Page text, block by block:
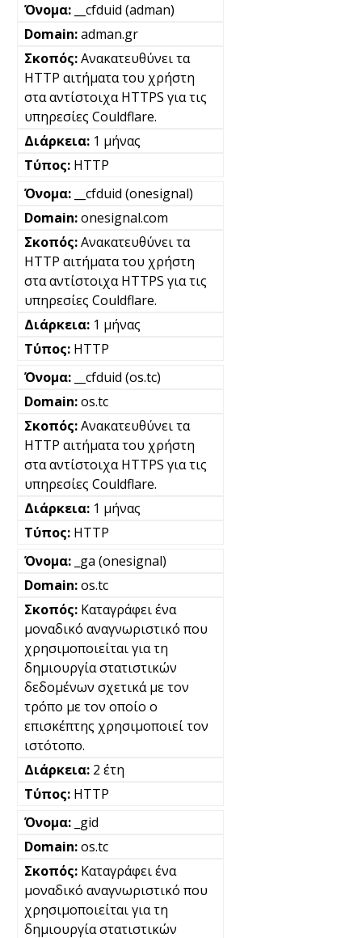
__cfduid (adman)
adman.gr
Ανακατευθύνει τα
HTTP αιτήματα του χρήστη
στα αντίστοιχα HTTPS για τις
υπηρεσίες Couldflare.
1 μήνας
HTTP
__cfduid (onesignal)
onesignal.com
Ανακατευθύνει τα
HTTP αιτήματα του χρήστη
στα αντίστοιχα HTTPS για τις
υπηρεσίες Couldflare.
1 μήνας
HTTP
__cfduid (os.tc)
os.tc
Ανακατευθύνει τα
HTTP αιτήματα του χρήστη
στα αντίστοιχα HTTPS για τις
υπηρεσίες Couldflare.
1 μήνας
HTTP
_ga (onesignal)
os.tc
Καταγράφει ένα
μοναδικό αναγνωριστικό που
χρησιμοποιείται για τη
δημιουργία στατιστικών
δεδομένων σχετικά με τον
τρόπο με τον οποίο ο
επισκέπτης χρησιμοποιεί τον
ιστότοπο.
2 έτη
HTTP
_gid
os.tc
Καταγράφει ένα
μοναδικό αναγνωριστικό που
χρησιμοποιείται για τη
δημιουργία στατιστικών